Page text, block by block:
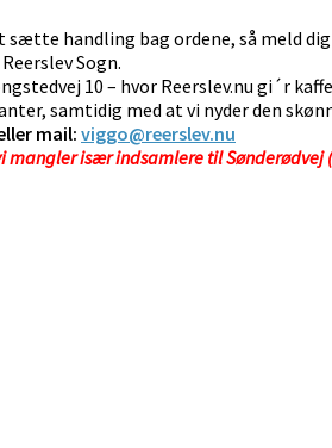
sætte handling bag ordene, så meld
Sogn.
10 – hvor Reerslev.nu gi´r
samtidig med at vi nyder den
mail: viggo@reerslev.nu
især indsamlere til Sønderødvej